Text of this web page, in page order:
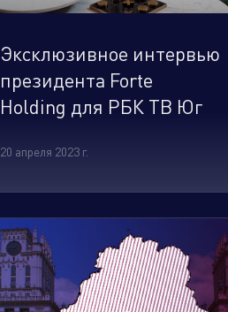
Эксклюзивное интервью
президента Forte
Holding для РБК ТВ Юг
20 апреля 2023 г.